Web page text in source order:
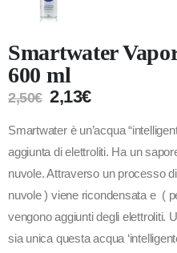
Smartwater
600 ml
2,50€ 2,13€
Smartwater è un’acqua
aggiunta di elettroliti. Ha un
nuvole. Attraverso un processo
nuvole ) viene ricondensata e (
vengono aggiunti degli elettroliti.
sia unica questa acqua